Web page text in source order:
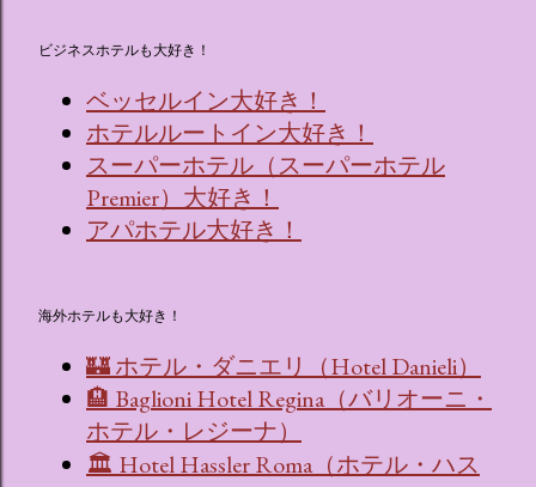
ビジネスホテルも大好き！
ベッセルイン大好き！
ホテルルートイン大好き！
スーパーホテル（スーパーホテル
Premier）大好き！
アパホテル大好き！
海外ホテルも大好き！
🏰 ホテル・ダニエリ（Hotel Danieli）
🏨 Baglioni Hotel Regina（バリオーニ・
ホテル・レジーナ）
🏛 Hotel Hassler Roma（ホテル・ハス